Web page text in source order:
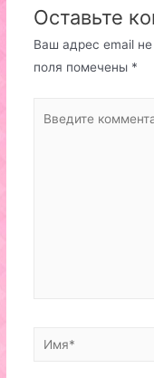
Оставьте
Ваш адрес email
поля помечены *
комментарий...
Имя*